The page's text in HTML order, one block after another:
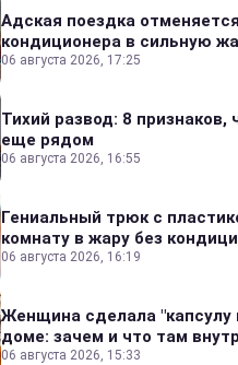
Адская поездка
кондиционера в сильную
06 августа 2026, 17:25
Тихий развод: 8 признаков,
еще рядом
06 августа 2026, 16:55
Гениальный трюк с
комнату в жару без
06 августа 2026, 16:19
Женщина сделала "капсулу
доме: зачем и что там
06 августа 2026, 15:33